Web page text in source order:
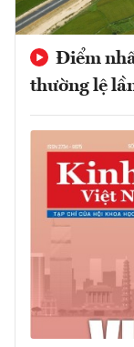
Điểm
thường lệ